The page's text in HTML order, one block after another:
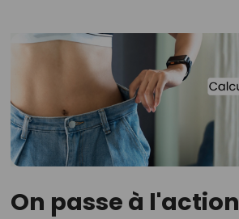
On passe à l'action